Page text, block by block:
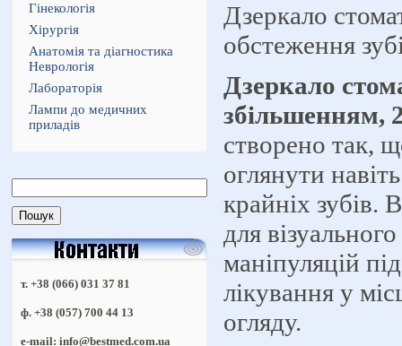
Гінекологія
Хірургія
Анатомія та діагностика
Неврологія
Лабораторія
Лампи до медичних
приладів
т. +38 (066) 031 37 81
ф. +38 (057) 700 44 13
e-mail: info@bestmed.com.ua
Дзеркало
обстеження
Дзеркало
збільшенням,
створено так,
оглянути
крайніх зубів.
для
маніпуляцій
лікування у
огляду.